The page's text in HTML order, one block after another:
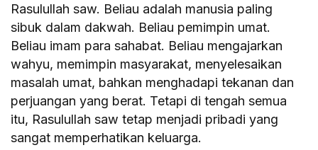
Rasulullah saw. Beliau adalah manusia paling
sibuk dalam dakwah. Beliau pemimpin umat.
Beliau imam para sahabat. Beliau mengajarkan
wahyu, memimpin masyarakat, menyelesaikan
masalah umat, bahkan menghadapi tekanan dan
perjuangan yang berat. Tetapi di tengah semua
itu, Rasulullah saw tetap menjadi pribadi yang
sangat memperhatikan keluarga.